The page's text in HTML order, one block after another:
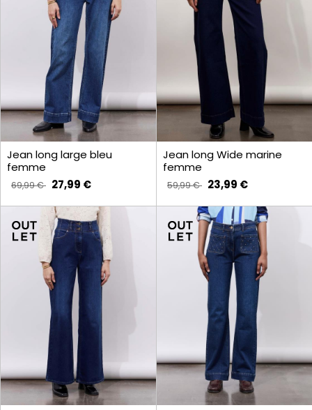
Jean long large bleu
femme
69,99 € 27,99 €
Jean long Wide marine
femme
59,99 € 23,99 €